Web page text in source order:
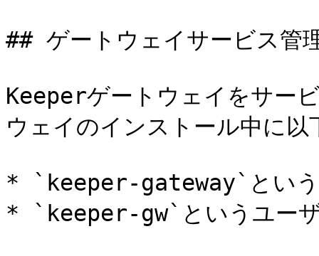
## ゲートウェイサービス管
Keeperゲートウェイをサー
ウェイのインストール中に以
* `keeper-gateway`という
* `keeper-gw`というユー